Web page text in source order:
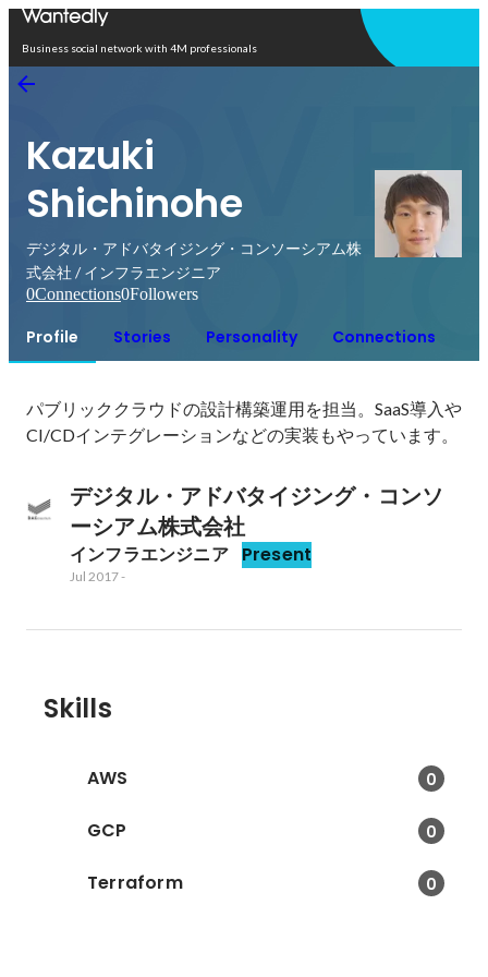
Business social network with 4M professionals
Kazuki
Shichinohe
デジタル・アドバタイジング・コンソーシアム株
式会社 / インフラエンジニア
0Connections0Followers
Profile Stories Personality Connections
パブリッククラウドの設計構築運用を担当。SaaS導入や
CI/CDインテグレーションなどの実装もやっています。
デジタル・アドバタイジング・コンソ
ーシアム株式会社
インフラエンジニア Present
Jul 2017-
Skills
AWS 0
GCP 0
Terraform 0